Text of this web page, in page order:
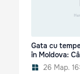
Gata cu
în Moldova:
26 Мар.